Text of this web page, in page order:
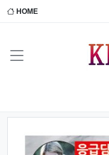
HOME